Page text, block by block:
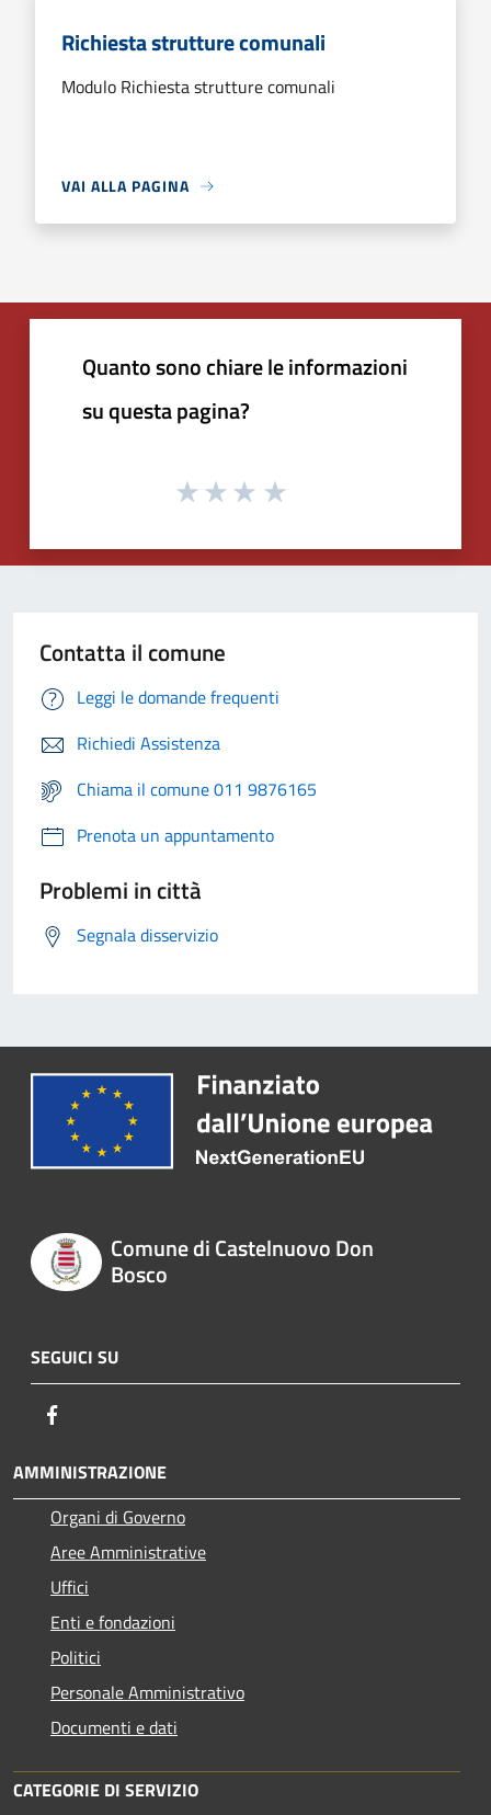
Richiesta strutture comunali
Modulo Richiesta strutture comunali
VAI ALLA PAGINA
Quanto sono chiare le informazioni
su questa pagina?
Contatta il comune
Leggi le domande frequenti
Richiedi Assistenza
Chiama il comune 011 9876165
Prenota un appuntamento
Problemi in città
Segnala disservizio
Comune di Castelnuovo Don
Bosco
SEGUICI SU
AMMINISTRAZIONE
Organi di Governo
Aree Amministrative
Uffici
Enti e fondazioni
Politici
Personale Amministrativo
Documenti e dati
CATEGORIE DI SERVIZIO